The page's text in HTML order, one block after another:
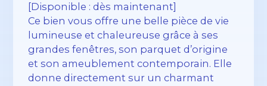
[Disponible : dès maintenant]
Ce bien vous offre une belle pièce de vie
lumineuse et chaleureuse grâce à ses
grandes fenêtres, son parquet d’origine
et son ameublement contemporain. Elle
donne directement sur un charmant